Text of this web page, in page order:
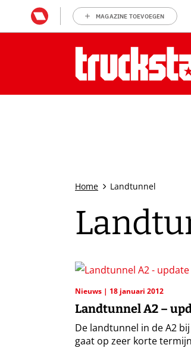
MAGAZINE TOEVOEGEN
Home Landtunnel
Nieuws 18 januari 2012
Landtunnel A2 –
De landtunnel in de A2
gaat op zeer korte